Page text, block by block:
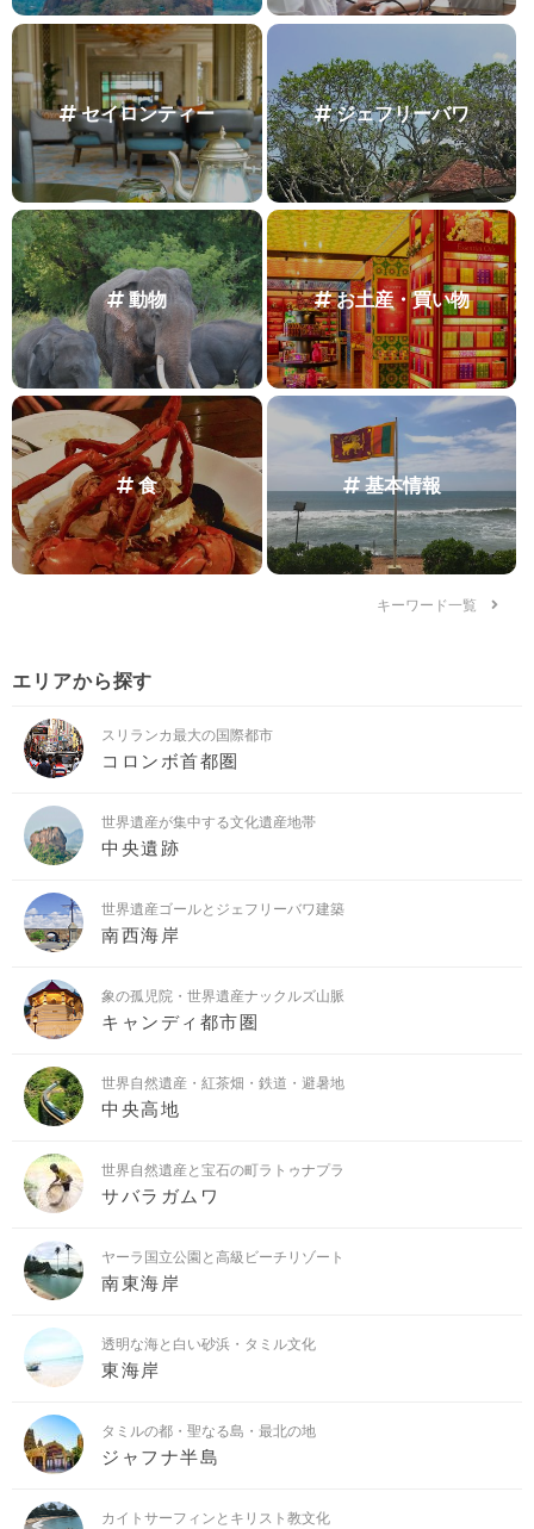
セイロンティー ジェフリーバワ
動物 お土産・買い物
食 基本情報
キーワード一覧
エリアから探す
スリランカ最大の国際都市
コロンボ首都圏
世界遺産が集中する文化遺産地帯
中央遺跡
世界遺産ゴールとジェフリーバワ建築
南西海岸
象の孤児院・世界遺産ナックルズ山脈
キャンディ都市圏
世界自然遺産・紅茶畑・鉄道・避暑地
中央高地
世界自然遺産と宝石の町ラトゥナプラ
サバラガムワ
ヤーラ国立公園と高級ビーチリゾート
南東海岸
透明な海と白い砂浜・タミル文化
東海岸
タミルの都・聖なる島・最北の地
ジャフナ半島
カイトサーフィンとキリスト教文化